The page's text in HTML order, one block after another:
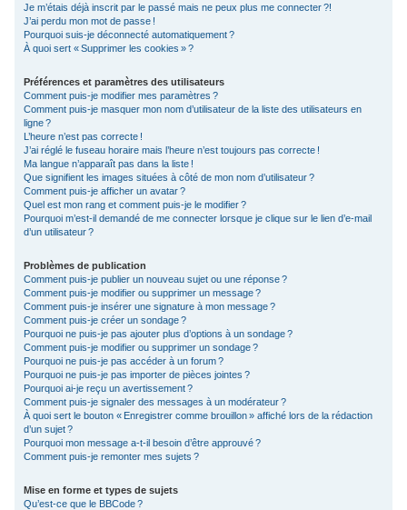
Je m’étais déjà inscrit par le passé mais ne peux plus me connecter ?!
J’ai perdu mon mot de passe !
Pourquoi suis-je déconnecté automatiquement ?
À quoi sert « Supprimer les cookies » ?
Préférences et paramètres des utilisateurs
Comment puis-je modifier mes paramètres ?
Comment puis-je masquer mon nom d’utilisateur de la liste des utilisateurs en
ligne ?
L’heure n’est pas correcte !
J’ai réglé le fuseau horaire mais l’heure n’est toujours pas correcte !
Ma langue n’apparaît pas dans la liste !
Que signifient les images situées à côté de mon nom d’utilisateur ?
Comment puis-je afficher un avatar ?
Quel est mon rang et comment puis-je le modifier ?
Pourquoi m’est-il demandé de me connecter lorsque je clique sur le lien d’e-mail
d’un utilisateur ?
Problèmes de publication
Comment puis-je publier un nouveau sujet ou une réponse ?
Comment puis-je modifier ou supprimer un message ?
Comment puis-je insérer une signature à mon message ?
Comment puis-je créer un sondage ?
Pourquoi ne puis-je pas ajouter plus d’options à un sondage ?
Comment puis-je modifier ou supprimer un sondage ?
Pourquoi ne puis-je pas accéder à un forum ?
Pourquoi ne puis-je pas importer de pièces jointes ?
Pourquoi ai-je reçu un avertissement ?
Comment puis-je signaler des messages à un modérateur ?
À quoi sert le bouton « Enregistrer comme brouillon » affiché lors de la rédaction
d’un sujet ?
Pourquoi mon message a-t-il besoin d’être approuvé ?
Comment puis-je remonter mes sujets ?
Mise en forme et types de sujets
Qu’est-ce que le BBCode ?